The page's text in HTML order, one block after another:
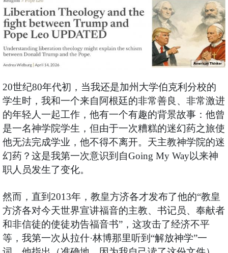
20世纪80年代初，当我还是加州大学伯克利分校的
学生时，我和一个来自阿根廷的非常善良、非常激进
的年轻人一起工作，他有一个有趣的背景故事：他曾
是一名神学院学生，但由于一次糟糕的迷幻药之旅使
他无法完成学业，他不得不离开。天主教神学院的迷
幻药？这是我第一次意识到自Going My Way以来神
职人员发生了变化。
然而，直到2013年，教皇方济各才发布了他的“教皇
方济各对今天世界宣讲福音的主教、书记员、奉献者
和非信徒的使徒劝告福音书”，这攻击了经济不平
等，我第一次从拉什·林博那里听到“解放神学”一